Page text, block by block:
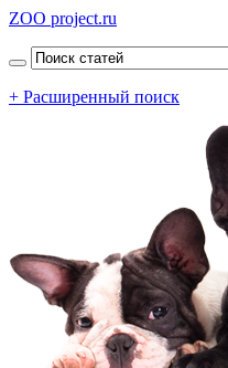
ZOO project.ru
+ Расширенный поиск